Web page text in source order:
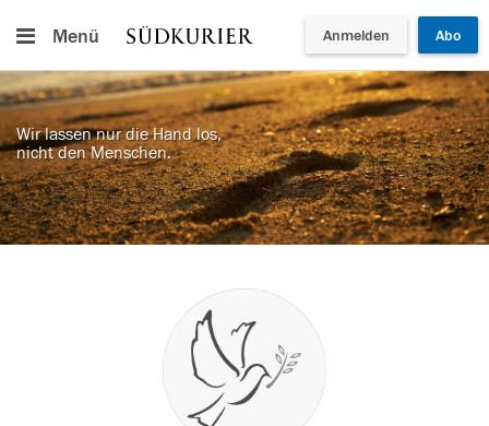
Menü Anmelden Abo
Wir lassen nur die Hand los,
nicht den Menschen.